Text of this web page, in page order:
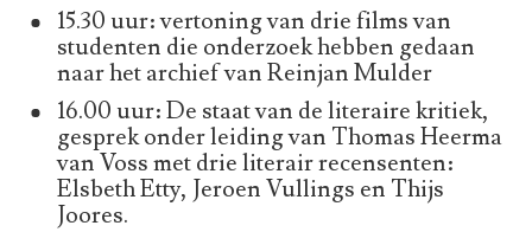
15.30 uur: vertoning van drie films van
studenten die onderzoek hebben gedaan
naar het archief van Reinjan Mulder
16.00 uur: De staat van de literaire kritiek,
gesprek onder leiding van Thomas Heerma
van Voss met drie literair recensenten:
Elsbeth Etty, Jeroen Vullings en Thijs
Joores.